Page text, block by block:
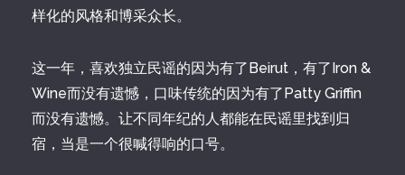
样化的风格和博采众长。
这一年，喜欢独立民谣的因为有了Beirut，有了Iron &
Wine而没有遗憾，口味传统的因为有了Patty Griffin
而没有遗憾。让不同年纪的人都能在民谣里找到归
宿，当是一个很喊得响的口号。